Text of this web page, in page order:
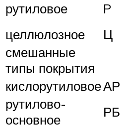
рутиловое P
целлюлозное
Ц
смешанные
типы покрытия
кислорутиловоеАР
рутилово-
основное
РБ